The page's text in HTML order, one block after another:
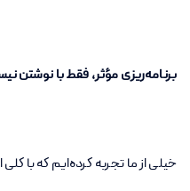
برنامه‌ریزی مؤثر، فقط با نوشتن
خیلی از ما تجربه کرده‌ایم که با کلی